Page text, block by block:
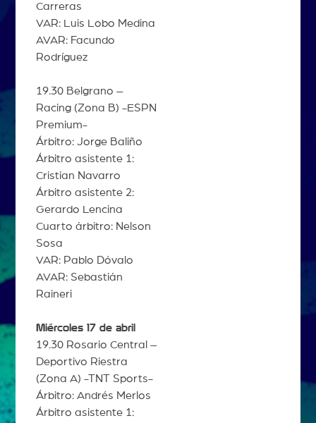
Carreras
VAR: Luis Lobo Medina
AVAR: Facundo
Rodríguez
19.30 Belgrano –
Racing (Zona B) -ESPN
Premium-
Árbitro: Jorge Baliño
Árbitro asistente 1:
Cristian Navarro
Árbitro asistente 2:
Gerardo Lencina
Cuarto árbitro: Nelson
Sosa
VAR: Pablo Dóvalo
AVAR: Sebastián
Raineri
Miércoles 17 de abril
19.30 Rosario Central –
Deportivo Riestra
(Zona A) -TNT Sports-
Árbitro: Andrés Merlos
Árbitro asistente 1: